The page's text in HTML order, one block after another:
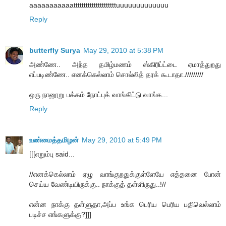
aaaaaaaaaaatttttttttttttttttttttuuuuuuuuuuuuu
Reply
butterfly Surya May 29, 2010 at 5:38 PM
அண்ணே.. அந்த தமிழ்மணம் ஸ்கிரிப்ட்டை ஏமாத்துறது
எப்படிண்ணே.. எனக்கெல்லாம் சொல்லித் தரக் கூடாதா./////////
ஒரு நானூறு பக்கம் நோட்புக் வாங்கிட்டு வாங்க...
Reply
உண்மைத்தமிழன் May 29, 2010 at 5:49 PM
[[[எறும்பு said...
//எனக்கெல்லாம் ஏழு வாங்குறதுக்குள்ளேயே எத்தனை போன்
செய்ய வேண்டியிருக்கு.. நாக்குத் தள்ளிருது..!//
என்ன நாக்கு தள்ளுதா,அப்ப உங்க பெரிய பெரிய பதிவெல்லாம்
படிச்ச எங்களுக்கு?]]]